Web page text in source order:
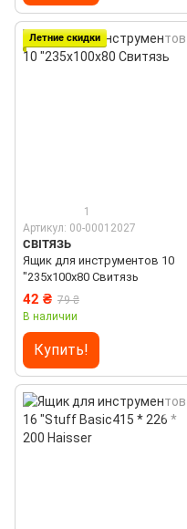
Летние скидки
1
Артикул: 00-00012027
СВІТЯЗЬ
Ящик для инструментов 10
"235х100х80 Свитязь
42 ₴ 79 ₴
В наличии
Купить!